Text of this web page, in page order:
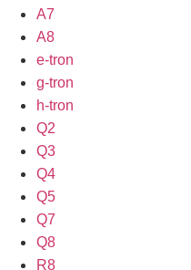
A7
A8
e-tron
g-tron
h-tron
Q2
Q3
Q4
Q5
Q7
Q8
R8